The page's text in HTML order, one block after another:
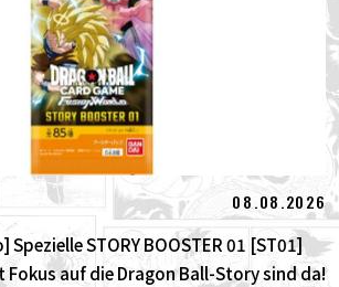
08.08.2026
STORY BOOSTER 01 [ST01]
auf die Dragon Ball-Story sind da!